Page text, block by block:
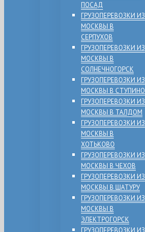
ПОСАД
ГРУЗОПЕРЕВОЗКИ ИЗ
МОСКВЫ В
СЕРПУХОВ
ГРУЗОПЕРЕВОЗКИ ИЗ
МОСКВЫ В
СОЛНЕЧНОГОРСК
ГРУЗОПЕРЕВОЗКИ ИЗ
МОСКВЫ В СТУПИНО
ГРУЗОПЕРЕВОЗКИ ИЗ
МОСКВЫ В ТАЛДОМ
ГРУЗОПЕРЕВОЗКИ ИЗ
МОСКВЫ В
ХОТЬКОВО
ГРУЗОПЕРЕВОЗКИ ИЗ
МОСКВЫ В ЧЕХОВ
ГРУЗОПЕРЕВОЗКИ ИЗ
МОСКВЫ В ШАТУРУ
ГРУЗОПЕРЕВОЗКИ ИЗ
МОСКВЫ В
ЭЛЕКТРОГОРСК
ГРУЗОПЕРЕВОЗКИ ИЗ